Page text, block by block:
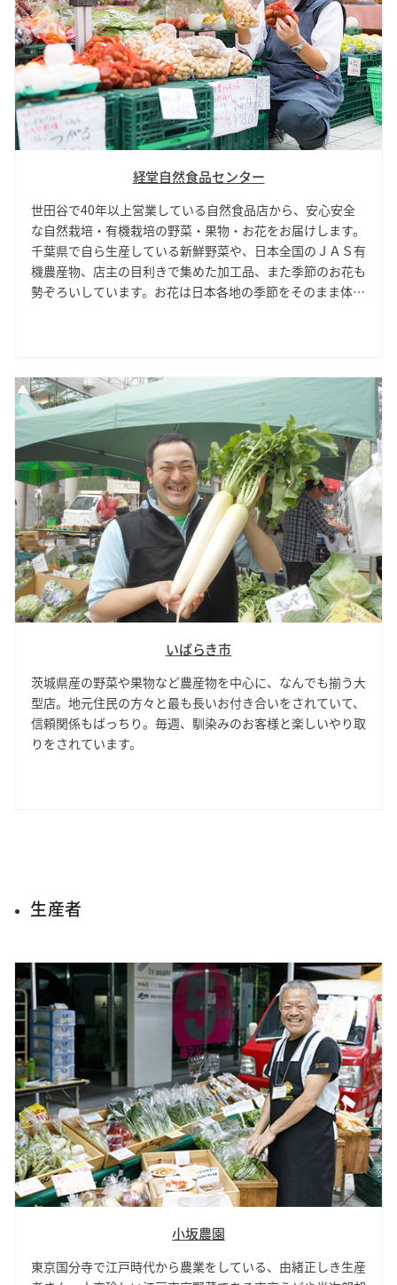
経堂自然食品センター
世田谷で40年以上営業している自然食品店から、安心安全
な自然栽培・有機栽培の野菜・果物・お花をお届けします。
千葉県で自ら生産している新鮮野菜や、日本全国のＪＡＳ有
機農産物、店主の目利きで集めた加工品、また季節のお花も
勢ぞろいしています。お花は日本各地の季節をそのまま体現
ん。
いばらき市
茨城県産の野菜や果物など農産物を中心に、なんでも揃う大
型店。地元住民の方々と最も長いお付き合いをされていて、
信頼関係もばっちり。毎週、馴染みのお客様と楽しいやり取
りをされています。
生産者
小坂農園
東京国分寺で江戸時代から農業をしている、由緒正しき生産